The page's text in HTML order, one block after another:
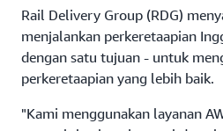
Rail Delivery Group (RDG)
menjalankan perkeretaapian
dengan satu tujuan - untuk
perkeretaapian yang lebih baik.
"Kami menggunakan layanan